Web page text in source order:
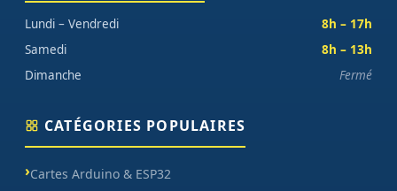
Lundi – Vendredi
8h – 17h
Samedi
8h – 13h
Dimanche
Fermé
CATÉGORIES POPULAIRES
Cartes Arduino & ESP32